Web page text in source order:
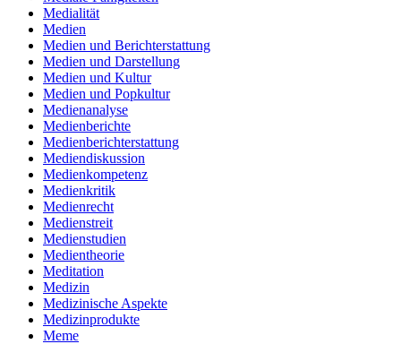
Medialität
Medien
Medien und Berichterstattung
Medien und Darstellung
Medien und Kultur
Medien und Popkultur
Medienanalyse
Medienberichte
Medienberichterstattung
Mediendiskussion
Medienkompetenz
Medienkritik
Medienrecht
Medienstreit
Medienstudien
Medientheorie
Meditation
Medizin
Medizinische Aspekte
Medizinprodukte
Meme